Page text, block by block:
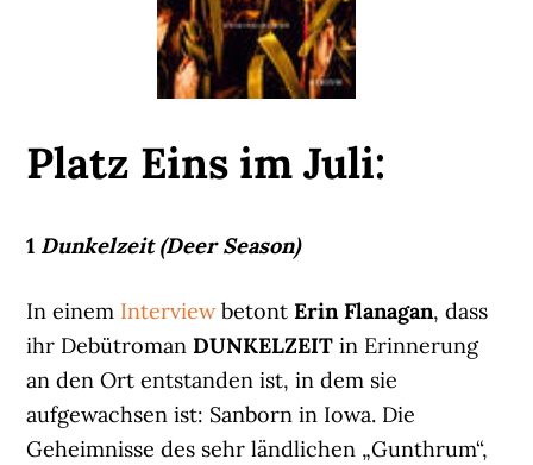
Platz Eins im Juli:
1 Dunkelzeit (Deer Season)
In einem InterviewbetontErin Flanagan, dass
ihr DebütromanDUNKELZEIT in Erinnerung
an den Ort entstanden ist, in dem sie
aufgewachsen ist: Sanborn in Iowa. Die
Geheimnisse des sehr ländlichen „Gunthrum“,